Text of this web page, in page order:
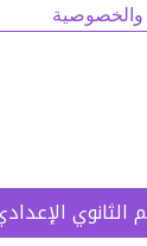
والخصوصية
الثانوي